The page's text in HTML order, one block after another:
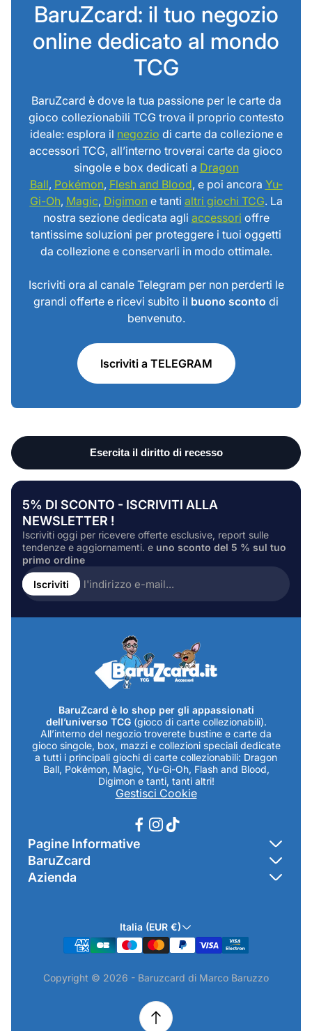
BaruZcard: il tuo negozio
online dedicato al mondo
TCG
BaruZcard è dove la tua passione per le carte da
gioco collezionabili TCG trova il proprio contesto
ideale: esplora il negozio di carte da collezione e
accessori TCG, all’interno troverai carte da gioco
singole e box dedicati a Dragon
Ball, Pokémon, Flesh and Blood, e poi ancora Yu-
Gi-Oh, Magic, Digimone tanti altri giochi TCG. La
nostra sezione dedicata agli accessori offre
tantissime soluzioni per proteggere i tuoi oggetti
da collezione e conservarli in modo ottimale.
Iscriviti ora al canale Telegram per non perderti le
grandi offerte e ricevi subito il buono sconto di
benvenuto.
Iscriviti a TELEGRAM
5% DI SCONTO - ISCRIVITI ALLA
NEWSLETTER !
Iscriviti oggi per ricevere offerte esclusive, report sulle
tendenze e aggiornamenti. e uno sconto del 5 % sul tuo
primo ordine
Inserire
l'indirizzo
e-
Iscriviti
BaruZcard è lo shop per gli appassionati
dell’universo TCG (gioco di carte collezionabili).
All’interno del negozio troverete bustine e carte da
gioco singole, box, mazzi e collezioni speciali dedicate
a tutti i principali giochi di carte collezionabili: Dragon
Ball, Pokémon, Magic, Yu-Gi-Oh, Flash and Blood,
Digimon e tanti, tanti altri!
Gestisci Cookie
Pagine Informative
Contatti
Termini & Condizioni
Informativa Prodotti ExtraEU
BaruZcard
Chi-sono
Scopri il Negozio Fisico !
Azienda
Indirizzo Negozio: Via Luigi Valentini 1a Traversa - SNC
19021 Arcola (SP)
P.IVA.: 01520250117
Telefono/Whatsapp: 3288853914
Italia (EUR €)
Copyright © 2026 - Baruzcard di Marco Baruzzo